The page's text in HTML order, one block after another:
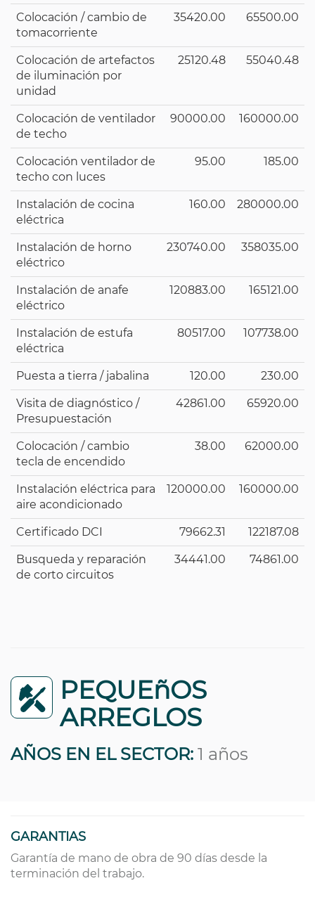
Colocación / cambio de
tomacorriente
35420.00 65500.00
Colocación de artefactos
de iluminación por
unidad
25120.48 55040.48
Colocación de ventilador
de techo
90000.00 160000.00
Colocación ventilador de
techo con luces
95.00 185.00
Instalación de cocina
eléctrica
160.00 280000.00
Instalación de horno
eléctrico
230740.00 358035.00
Instalación de anafe
eléctrico
120883.00 165121.00
Instalación de estufa
eléctrica
80517.00 107738.00
Puesta a tierra / jabalina 120.00 230.00
Visita de diagnóstico /
Presupuestación
42861.00 65920.00
Colocación / cambio
tecla de encendido
38.00 62000.00
Instalación eléctrica para
aire acondicionado
120000.00 160000.00
Certificado DCI 79662.31 122187.08
Busqueda y reparación
de corto circuitos
34441.00 74861.00
PEQUEñOS
ARREGLOS
AÑOS EN EL SECTOR: 1 años
GARANTIAS
Garantía de mano de obra de 90 días desde la
terminación del trabajo.